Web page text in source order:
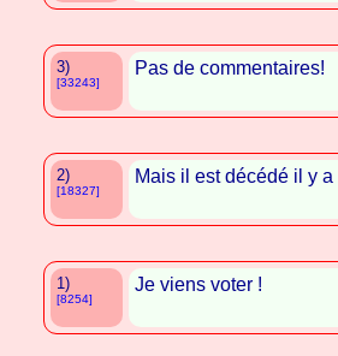
3)
[33243]
Pas de commentaires!
2)
[18327]
Mais il est décédé il y
1)
[8254]
Je viens voter !